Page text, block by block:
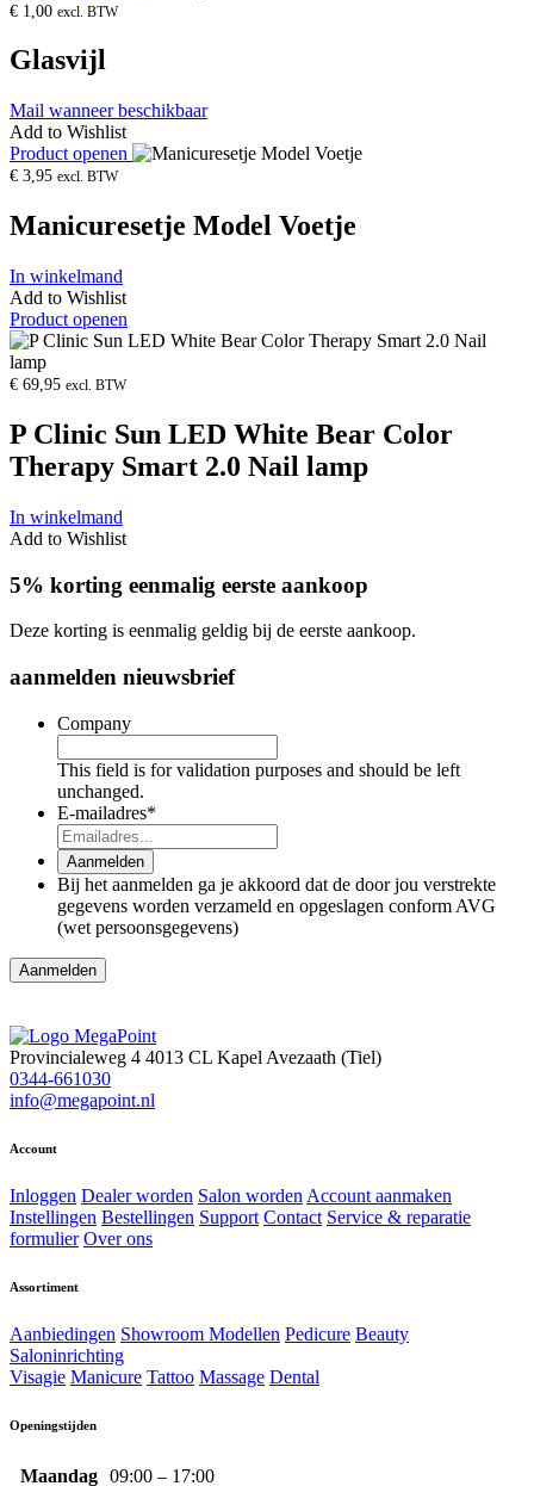
€ 1,00 excl. BTW
Glasvijl
Mail wanneer beschikbaar
Add to Wishlist
Product openen
€ 3,95 excl. BTW
Manicuresetje Model Voetje
In winkelmand
Add to Wishlist
Product openen
€ 69,95 excl. BTW
P Clinic Sun LED White Bear Color
Therapy Smart 2.0 Nail lamp
In winkelmand
Add to Wishlist
5% korting eenmalig eerste aankoop
Deze korting is eenmalig geldig bij de eerste aankoop.
aanmelden nieuwsbrief
Company
This field is for validation purposes and should be left
unchanged.
E-mailadres*
Aanmelden
Bij het aanmelden ga je akkoord dat de door jou verstrekte
gegevens worden verzameld en opgeslagen conform AVG
(wet persoonsgegevens)
Aanmelden
Provincialeweg 4 4013 CL Kapel Avezaath (Tiel)
0344-661030
info@megapoint.nl
Account
Inloggen Dealer worden Salon worden Account aanmaken
Instellingen Bestellingen Support Contact Service & reparatie
formulier Over ons
Assortiment
Aanbiedingen Showroom Modellen Pedicure Beauty
Saloninrichting
Visagie Manicure Tattoo Massage Dental
Openingstijden
Maandag 09:00 – 17:00